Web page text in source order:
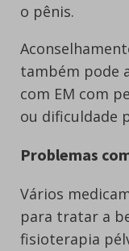
o pênis.
também pode
com EM com
ou dificuldade
Problemas
Vários
para tratar a
fisioterapia